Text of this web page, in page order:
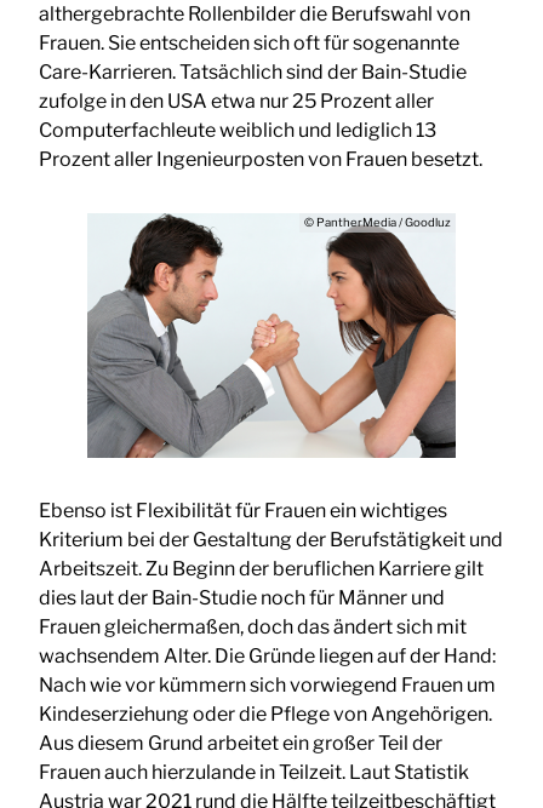
althergebrachte Rollenbilder die Berufswahl von
Frauen. Sie entscheiden sich oft für sogenannte
Care-Karrieren. Tatsächlich sind der Bain-Studie
zufolge in den USA etwa nur 25 Prozent aller
Computerfachleute weiblich und lediglich 13
Prozent aller Ingenieurposten von Frauen besetzt.
© PantherMedia / Goodluz
Ebenso ist Flexibilität für Frauen ein wichtiges
Kriterium bei der Gestaltung der Berufstätigkeit und
Arbeitszeit. Zu Beginn der beruflichen Karriere gilt
dies laut der Bain-Studie noch für Männer und
Frauen gleichermaßen, doch das ändert sich mit
wachsendem Alter. Die Gründe liegen auf der Hand:
Nach wie vor kümmern sich vorwiegend Frauen um
Kindeserziehung oder die Pflege von Angehörigen.
Aus diesem Grund arbeitet ein großer Teil der
Frauen auch hierzulande in Teilzeit. Laut Statistik
Austria war 2021 rund die Hälfte teilzeitbeschäftigt